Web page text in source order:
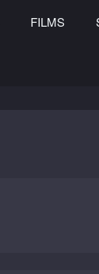
FILMS